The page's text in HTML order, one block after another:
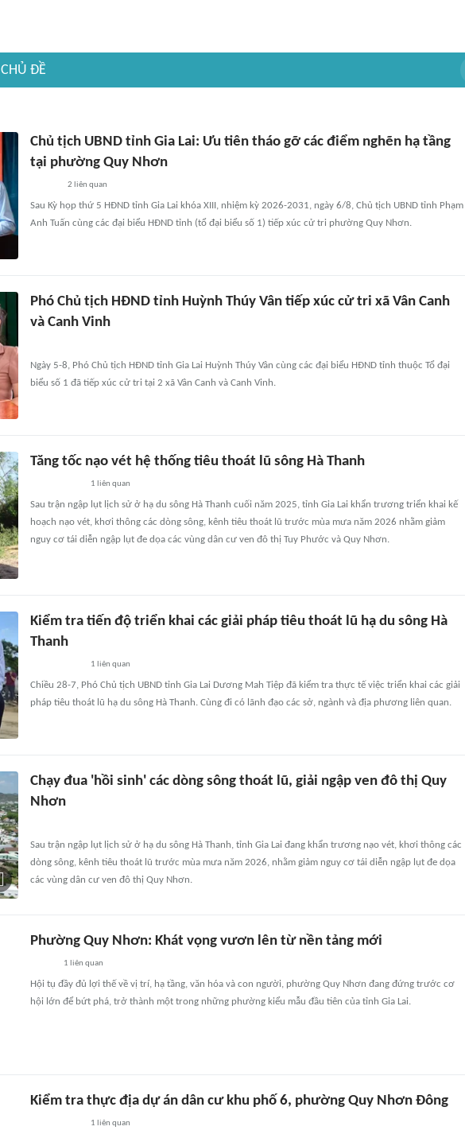
CHỦ ĐỀ
Chủ tịch UBND tỉnh Gia Lai: Ưu tiên tháo gỡ các điểm nghẽn hạ tầng
tại phường Quy Nhơn
2 liên quan
Sau Kỳ họp thứ 5 HĐND tỉnh Gia Lai khóa XIII, nhiệm kỳ 2026-2031, ngày 6/8, Chủ tịch UBND tỉnh Phạm
Anh Tuấn cùng các đại biểu HĐND tỉnh (tổ đại biểu số 1) tiếp xúc cử tri phường Quy Nhơn.
Phó Chủ tịch HĐND tỉnh Huỳnh Thúy Vân tiếp xúc cử tri xã Vân Canh
và Canh Vinh
Ngày 5-8, Phó Chủ tịch HĐND tỉnh Gia Lai Huỳnh Thúy Vân cùng các đại biểu HĐND tỉnh thuộc Tổ đại
biểu số 1 đã tiếp xúc cử tri tại 2 xã Vân Canh và Canh Vinh.
Tăng tốc nạo vét hệ thống tiêu thoát lũ sông Hà Thanh
1 liên quan
Sau trận ngập lụt lịch sử ở hạ du sông Hà Thanh cuối năm 2025, tỉnh Gia Lai khẩn trương triển khai kế
hoạch nạo vét, khơi thông các dòng sông, kênh tiêu thoát lũ trước mùa mưa năm 2026 nhằm giảm
nguy cơ tái diễn ngập lụt đe dọa các vùng dân cư ven đô thị Tuy Phước và Quy Nhơn.
Kiểm tra tiến độ triển khai các giải pháp tiêu thoát lũ hạ du sông Hà
Thanh
1 liên quan
Chiều 28-7, Phó Chủ tịch UBND tỉnh Gia Lai Dương Mah Tiệp đã kiểm tra thực tế việc triển khai các giải
pháp tiêu thoát lũ hạ du sông Hà Thanh. Cùng đi có lãnh đạo các sở, ngành và địa phương liên quan.
Chạy đua 'hồi sinh' các dòng sông thoát lũ, giải ngập ven đô thị Quy
Nhơn
Sau trận ngập lụt lịch sử ở hạ du sông Hà Thanh, tỉnh Gia Lai đang khẩn trương nạo vét, khơi thông các
dòng sông, kênh tiêu thoát lũ trước mùa mưa năm 2026, nhằm giảm nguy cơ tái diễn ngập lụt đe dọa
các vùng dân cư ven đô thị Quy Nhơn.
Phường Quy Nhơn: Khát vọng vươn lên từ nền tảng mới
1 liên quan
Hội tụ đầy đủ lợi thế về vị trí, hạ tầng, văn hóa và con người, phường Quy Nhơn đang đứng trước cơ
hội lớn để bứt phá, trở thành một trong những phường kiểu mẫu đầu tiên của tỉnh Gia Lai.
Kiểm tra thực địa dự án dân cư khu phố 6, phường Quy Nhơn Đông
1 liên quan